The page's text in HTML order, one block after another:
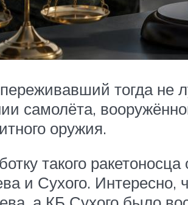
тогда не
самолёта,
оружия.
такого
и Сухого.